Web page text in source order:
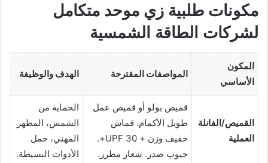
مكونات طلبية زي موحد متكامل
لشركات الطاقة الشمسية
المكون
الأساسي
المواصفات المقترحة الهدف والوظيفة
القميص/الفانلة
العملية
قميص بولو أو قميص عمل
طويل الأكمام. قماش
خفيف وزن + UPF 30+.
جيوب صدر. شعار مطرز.
الحماية من
الشمس، المظهر
المهني، حمل
الأدوات البسيطة.